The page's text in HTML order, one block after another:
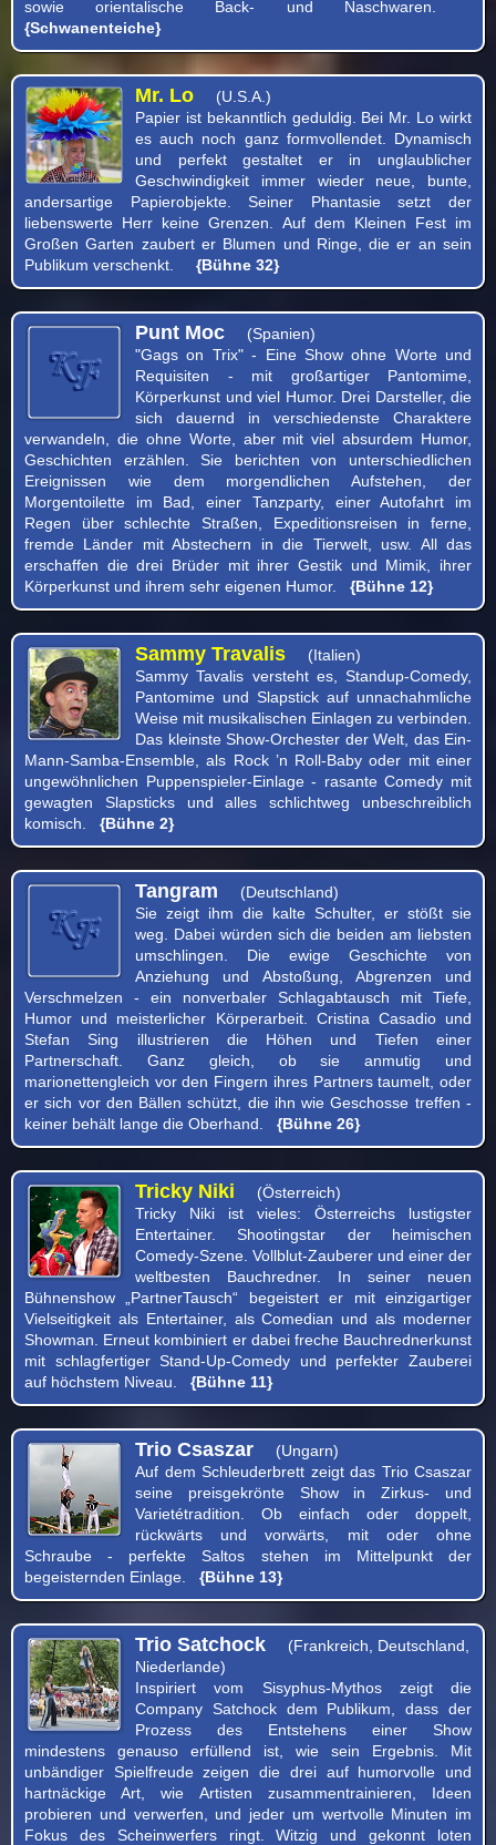
sowie orientalische Back- und Naschwaren.
{Schwanenteiche}
Mr. Lo
(U.S.A.)
Papier ist bekanntlich geduldig. Bei Mr. Lo wirkt
es auch noch ganz formvollendet. Dynamisch
und perfekt gestaltet er in unglaublicher
Geschwindigkeit immer wieder neue, bunte,
andersartige Papierobjekte. Seiner Phantasie setzt der
liebenswerte Herr keine Grenzen. Auf dem Kleinen Fest im
Großen Garten zaubert er Blumen und Ringe, die er an sein
Publikum verschenkt. {Bühne 32}
Punt Moc
(Spanien)
"Gags on Trix" - Eine Show ohne Worte und
Requisiten - mit großartiger Pantomime,
Körperkunst und viel Humor. Drei Darsteller, die
sich dauernd in verschiedenste Charaktere
verwandeln, die ohne Worte, aber mit viel absurdem Humor,
Geschichten erzählen. Sie berichten von unterschiedlichen
Ereignissen wie dem morgendlichen Aufstehen, der
Morgentoilette im Bad, einer Tanzparty, einer Autofahrt im
Regen über schlechte Straßen, Expeditionsreisen in ferne,
fremde Länder mit Abstechern in die Tierwelt, usw. All das
erschaffen die drei Brüder mit ihrer Gestik und Mimik, ihrer
Körperkunst und ihrem sehr eigenen Humor. {Bühne 12}
Sammy Travalis
(Italien)
Sammy Tavalis versteht es, Standup-Comedy,
Pantomime und Slapstick auf unnachahmliche
Weise mit musikalischen Einlagen zu verbinden.
Das kleinste Show-Orchester der Welt, das Ein-
Mann-Samba-Ensemble, als Rock ’n Roll-Baby oder mit einer
ungewöhnlichen Puppenspieler-Einlage - rasante Comedy mit
gewagten Slapsticks und alles schlichtweg unbeschreiblich
komisch. {Bühne 2}
Tangram
(Deutschland)
Sie zeigt ihm die kalte Schulter, er stößt sie
weg. Dabei würden sich die beiden am liebsten
umschlingen. Die ewige Geschichte von
Anziehung und Abstoßung, Abgrenzen und
Verschmelzen - ein nonverbaler Schlagabtausch mit Tiefe,
Humor und meisterlicher Körperarbeit. Cristina Casadio und
Stefan Sing illustrieren die Höhen und Tiefen einer
Partnerschaft. Ganz gleich, ob sie anmutig und
marionettengleich vor den Fingern ihres Partners taumelt, oder
er sich vor den Bällen schützt, die ihn wie Geschosse treffen -
keiner behält lange die Oberhand. {Bühne 26}
Tricky Niki
(Österreich)
Tricky Niki ist vieles: Österreichs lustigster
Entertainer. Shootingstar der heimischen
Comedy-Szene. Vollblut-Zauberer und einer der
weltbesten Bauchredner. In seiner neuen
Bühnenshow „PartnerTausch“ begeistert er mit einzigartiger
Vielseitigkeit als Entertainer, als Comedian und als moderner
Showman. Erneut kombiniert er dabei freche Bauchrednerkunst
mit schlagfertiger Stand-Up-Comedy und perfekter Zauberei
auf höchstem Niveau. {Bühne 11}
Trio Csaszar
(Ungarn)
Auf dem Schleuderbrett zeigt das Trio Csaszar
seine preisgekrönte Show in Zirkus- und
Varietétradition. Ob einfach oder doppelt,
rückwärts und vorwärts, mit oder ohne
Schraube - perfekte Saltos stehen im Mittelpunkt der
begeisternden Einlage. {Bühne 13}
Trio Satchock
(Frankreich, Deutschland,
Niederlande)
Inspiriert vom Sisyphus-Mythos zeigt die
Company Satchock dem Publikum, dass der
Prozess des Entstehens einer Show
mindestens genauso erfüllend ist, wie sein Ergebnis. Mit
unbändiger Spielfreude zeigen die drei auf humorvolle und
hartnäckige Art, wie Artisten zusammentrainieren, Ideen
probieren und verwerfen, und jeder um wertvolle Minuten im
Fokus des Scheinwerfers ringt. Witzig und gekonnt loten